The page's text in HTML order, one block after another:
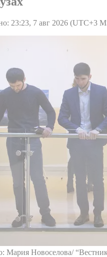
23:23, 7 авг 2026 (UTC+3
Мария Новоселова/